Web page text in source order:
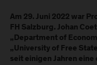
Am 29. Juni 2022 war
FH Salzburg. Johan
„Department of
„University of Free
seit einigen Jahren